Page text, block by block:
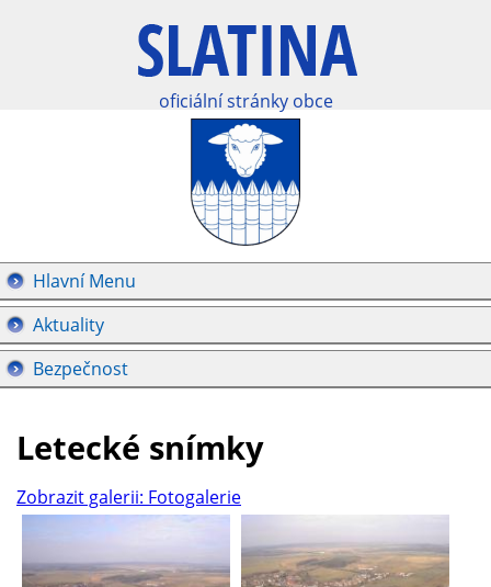
oficiální stránky obce
Hlavní Menu
Aktuality
Bezpečnost
Letecké snímky
Zobrazit galerii: Fotogalerie